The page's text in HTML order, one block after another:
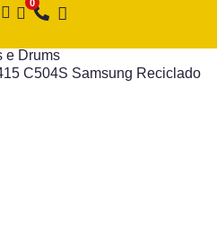
e Drums
C504S Samsung Reciclado